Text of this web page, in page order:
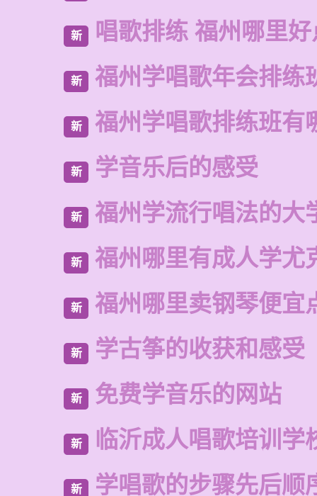
新 唱歌排练 福州哪里
新 福州学唱歌年会排练
新 福州学唱歌排练班有
新 学音乐后的感受
新 福州学流行唱法的大
新 福州哪里有成人学尤
新 福州哪里卖钢琴便宜
新 学古筝的收获和感受
新 免费学音乐的网站
新 临沂成人唱歌培训学
新 学唱歌的步骤先后顺